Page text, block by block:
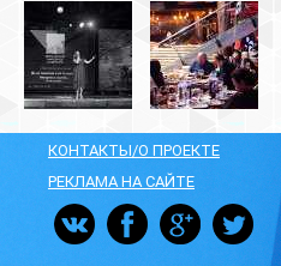
КОНТАКТЫ/О ПРОЕКТЕ
РЕКЛАМА НА САЙТЕ